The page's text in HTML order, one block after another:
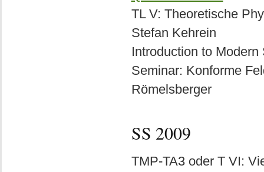
TL V: Theoretische
Stefan Kehrein
Introduction to
Seminar: Konforme
Römelsberger
SS 2009
TMP-TA3 oder T VI: